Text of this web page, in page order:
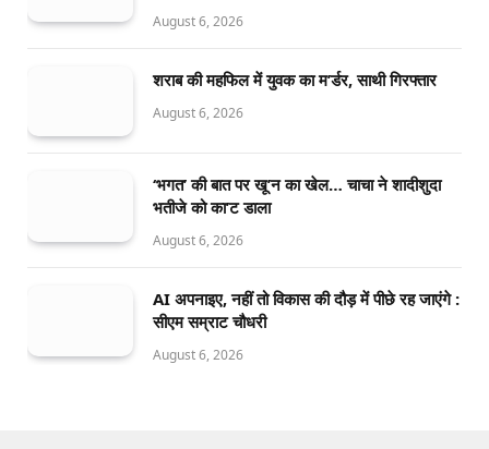
August 6, 2026
शराब की महफिल में युवक का म’र्डर, साथी गिरफ्तार
August 6, 2026
‘भगत’ की बात पर खू’न का खेल… चाचा ने शादीशुदा
भतीजे को का’ट डाला
August 6, 2026
AI अपनाइए, नहीं तो विकास की दौड़ में पीछे रह जाएंगे :
सीएम सम्राट चौधरी
August 6, 2026